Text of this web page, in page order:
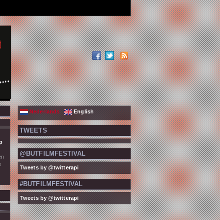
Nederlands English
TWEETS
@BUTFILMFESTIVAL
Tweets by @twitterapi
#BUTFILMFESTIVAL
Tweets by @twitterapi